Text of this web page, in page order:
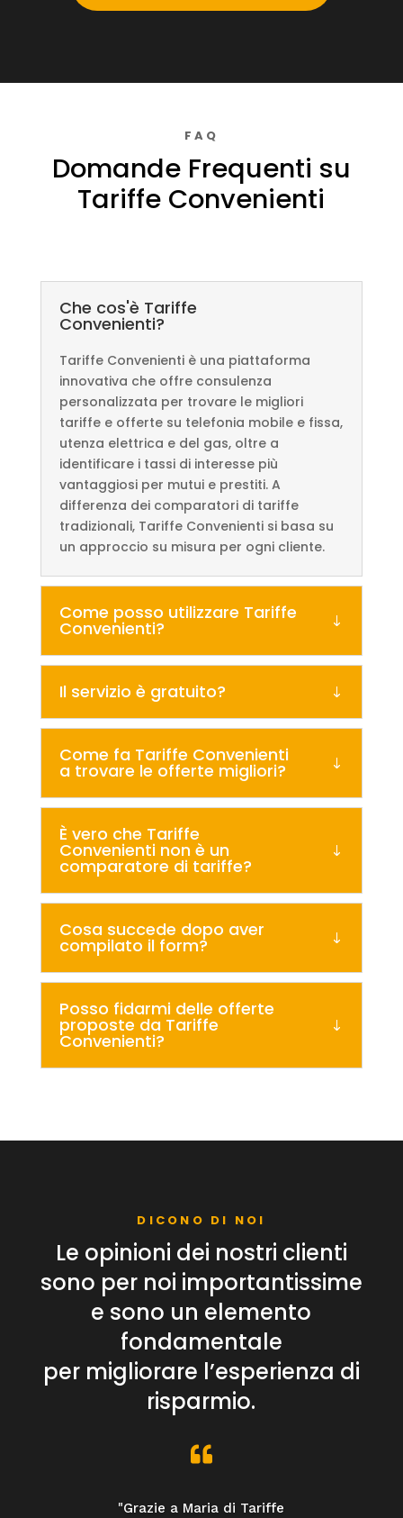
FAQ
Domande Frequenti su
Tariffe Convenienti
Che cos'è Tariffe
Convenienti?
Tariffe Convenienti è una piattaforma
innovativa che offre consulenza
personalizzata per trovare le migliori
tariffe e offerte su telefonia mobile e fissa,
utenza elettrica e del gas, oltre a
identificare i tassi di interesse più
vantaggiosi per mutui e prestiti. A
differenza dei comparatori di tariffe
tradizionali, Tariffe Convenienti si basa su
un approccio su misura per ogni cliente.
Come posso utilizzare Tariffe
Convenienti?
Il servizio è gratuito?
Come fa Tariffe Convenienti
a trovare le offerte migliori?
È vero che Tariffe
Convenienti non è un
comparatore di tariffe?
Cosa succede dopo aver
compilato il form?
Posso fidarmi delle offerte
proposte da Tariffe
Convenienti?
DICONO DI NOI
Le opinioni dei nostri clienti
sono per noi importantissime
e sono un elemento
fondamentale
per migliorare l’esperienza di
risparmio.

"Grazie a Maria di Tariffe